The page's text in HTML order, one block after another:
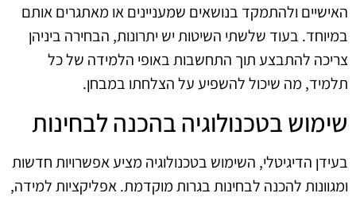
האישיים ולהתמקד בנושאים שמעניינים או מאתגרים אותם
במיוחד. בעוד שלשתי השיטות יש יתרונות, הבחירה ביניהן
צריכה להתבצע תוך התחשבות באופי הלמידה של כל
תלמיד, מה שיכול להשפיע על הצלחתו במבחן.
שימוש בטכנולוגיה בהכנה לבחינות
בעידן הדיגיטלי, השימוש בטכנולוגיה מציע אפשרויות חדשות
ומגוונות להכנה לבחינות בגרות מוקדמת. אפליקציות למידה,